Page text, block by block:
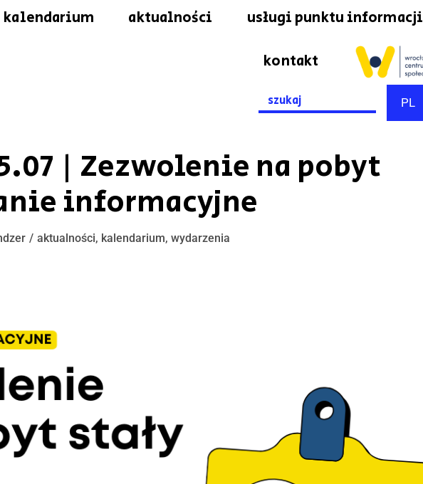
kalendarium aktualności usługi punktu informacji
kontakt
Search
for:
PL
| Zezwolenie na pobyt
informacyjne
aktualności, kalendarium, wydarzenia